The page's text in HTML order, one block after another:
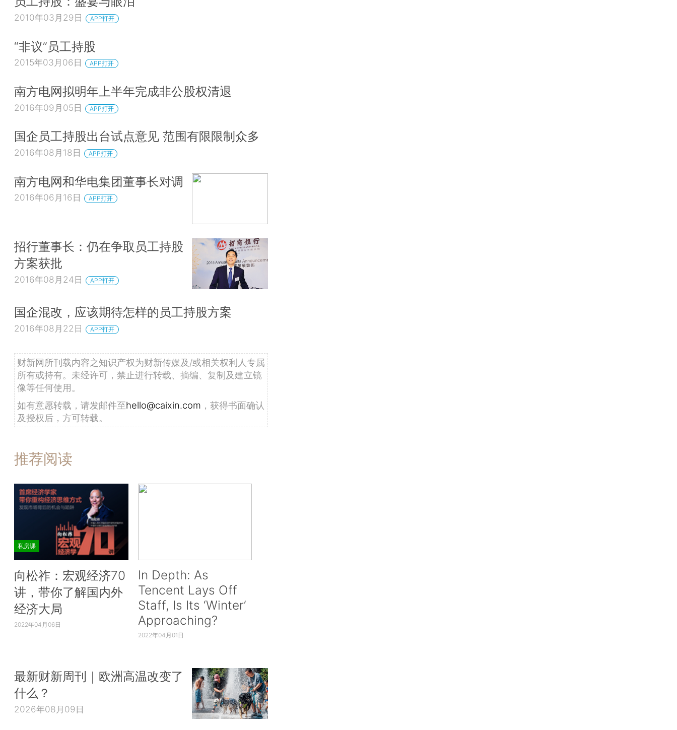
2010年03月29日 APP打开
“非议”员工持股
2015年03月06日 APP打开
南方电网拟明年上半年完成非公股权清退
2016年09月05日 APP打开
国企员工持股出台试点意见 范围有限限制众多
2016年08月18日 APP打开
南方电网和华电集团董事长对调
2016年06月16日 APP打开
招行董事长：仍在争取员工持股
方案获批
2016年08月24日 APP打开
国企混改，应该期待怎样的员工持股方案
2016年08月22日 APP打开
财新网所刊载内容之知识产权为财新传媒及/或相关权利人专属
所有或持有。未经许可，禁止进行转载、摘编、复制及建立镜
像等任何使用。
如有意愿转载，请发邮件至hello@caixin.com ，获得书面确认
及授权后，方可转载。
推荐阅读
私房课
向松祚：宏观经济70
讲，带你了解国内外
经济大局
2022年04月06日
In Depth: As
Tencent Lays Off
Staff, Is Its ‘Winter’
Approaching?
2022年04月01日
最新财新周刊｜欧洲高温改变了
什么？
2026年08月09日